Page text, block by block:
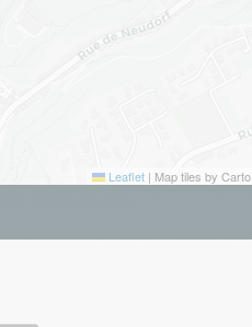
Leaflet | Map tiles by